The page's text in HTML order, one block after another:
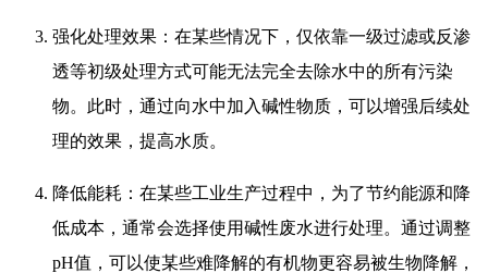
强化处理效果：在某些情况下，仅依靠一级过滤或反渗
透等初级处理方式可能无法完全去除水中的所有污染
物。此时，通过向水中加入碱性物质，可以增强后续处
理的效果，提高水质。
降低能耗：在某些工业生产过程中，为了节约能源和降
低成本，通常会选择使用碱性废水进行处理。通过调整
pH值，可以使某些难降解的有机物更容易被生物降解，